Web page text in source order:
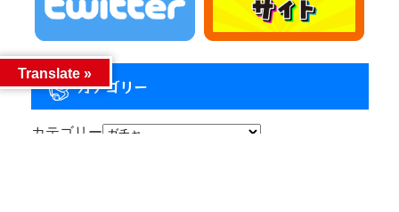
カテゴリー
カテゴリー
Translate »